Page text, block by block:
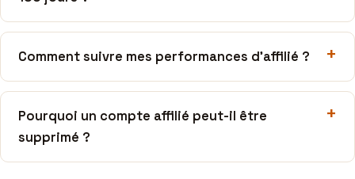
Comment suivre mes performances d’affilié ?
Pourquoi un compte affilié peut-il être
supprimé ?